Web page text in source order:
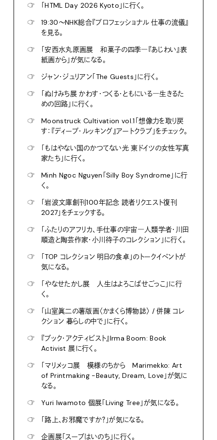
☞
「HTML Day 2026 Kyoto」に行く。
☞
19:30〜NHK総合『プロフェッショナル 仕事の流儀』
を見る。
☞
「安西水丸原画展 和菓子の四季―『あじわい』表
紙画から」が気になる。
☞
ジャン・ジュリアン「The Guests」に行く。
☞
「ぬけみち展 かわす・つくる・ともにいる―生きるた
めの回路」に行く。
☞
Moonstruck Cultivation vol.1「想像力を取り戻
す：『ディープ・ルッキング』アートクラブ」をチェック。
☞
「もはやない国のかつてない光 東ドイツの女性写真
家たち」に行く。
☞
Minh Ngoc Nguyen「Silly Boy Syndrome」に行
く。
☞
「岩波文庫創刊100年記念 読者リクエスト復刊
2027」をチェックする。
☞
「ふたりのアフリカ、手仕事の宇宙―人類学者・川田
順造と陶芸作家・小川待子のコレクション」に行く。
☞
「TOP コレクション 明日の食卓」のトークイベントが
気になる。
☞
「やなせたかし展 人生はよろこばせごっこ」に行
く。
☞
「山室眞二の薯版画〈かまくら博物誌〉 / 併陳 コレ
クション 暮らしの中で」に行く。
☞
『ブック・アクティビスト』Irma Boom: Book
Activist 展に行く。
☞
「マリメッコ展 模様のちから Marimekko: Art
of Printmaking -Beauty, Dream, Love」が気に
なる。
☞
Yuri Iwamoto 個展「Living Tree」が気になる。
☞
「路上、お邪魔ですか？」が気になる。
☞
企画展「スープはいのち」に行く。